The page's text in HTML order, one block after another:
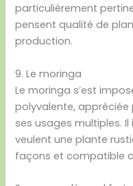
particulièrement
pensent qualité de
production.
9. Le moringa
Le moringa s’est
polyvalente, appréciée
ses usages multiples.
veulent une plante
façons et compatible